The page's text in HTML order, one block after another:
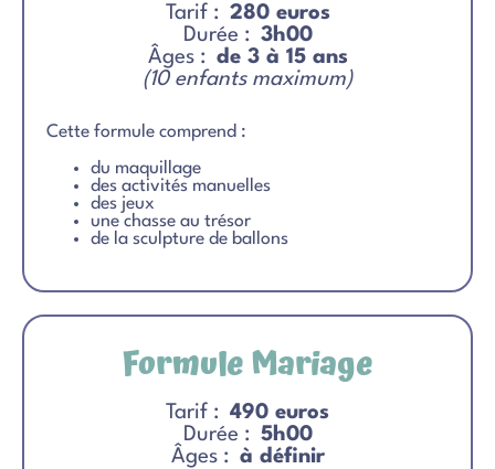
Tarif : 280 euros
Durée : 3h00
Âges : de 3 à 15 ans
(10 enfants maximum)
Cette formule comprend :
du maquillage
des activités manuelles
des jeux
une chasse au trésor
de la sculpture de ballons
Formule Mariage
Tarif : 490 euros
Durée : 5h00
Âges : à définir